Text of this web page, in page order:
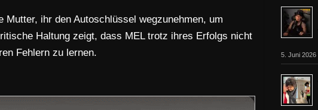
ihr den Autoschlüssel wegzunehmen, um
Haltung zeigt, dass MEL trotz ihres Erfolgs nicht
Fehlern zu lernen.
5. Juni 2026